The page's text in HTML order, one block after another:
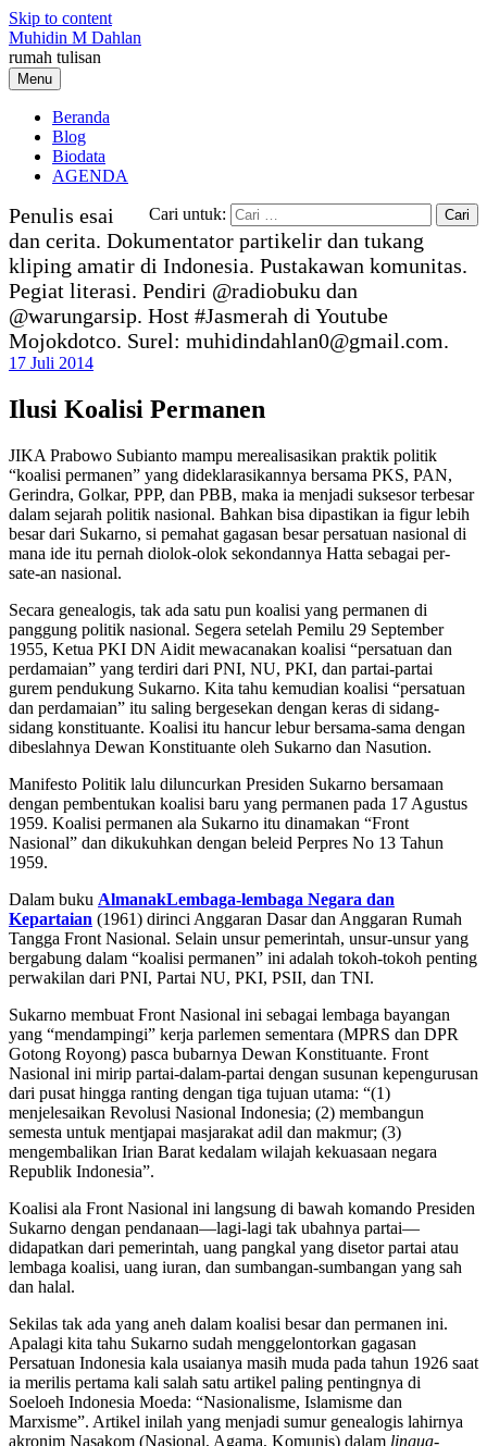
Skip to content
Muhidin M Dahlan
rumah tulisan
Menu
Beranda
Blog
Biodata
AGENDA
Cari untuk:
Penulis esai
dan cerita. Dokumentator partikelir dan tukang
kliping amatir di Indonesia. Pustakawan komunitas.
Pegiat literasi. Pendiri @radiobuku dan
@warungarsip. Host #Jasmerah di Youtube
Mojokdotco. Surel: muhidindahlan0@gmail.com.
17 Juli 2014
Ilusi Koalisi Permanen
JIKA Prabowo Subianto mampu merealisasikan praktik politik
“koalisi permanen” yang dideklarasikannya bersama PKS, PAN,
Gerindra, Golkar, PPP, dan PBB, maka ia menjadi suksesor terbesar
dalam sejarah politik nasional. Bahkan bisa dipastikan ia figur lebih
besar dari Sukarno, si pemahat gagasan besar persatuan nasional di
mana ide itu pernah diolok-olok sekondannya Hatta sebagai per-
sate-an nasional.
Secara genealogis, tak ada satu pun koalisi yang permanen di
panggung politik nasional. Segera setelah Pemilu 29 September
1955, Ketua PKI DN Aidit mewacanakan koalisi “persatuan dan
perdamaian” yang terdiri dari PNI, NU, PKI, dan partai-partai
gurem pendukung Sukarno. Kita tahu kemudian koalisi “persatuan
dan perdamaian” itu saling bergesekan dengan keras di sidang-
sidang konstituante. Koalisi itu hancur lebur bersama-sama dengan
dibeslahnya Dewan Konstituante oleh Sukarno dan Nasution.
Manifesto Politik lalu diluncurkan Presiden Sukarno bersamaan
dengan pembentukan koalisi baru yang permanen pada 17 Agustus
1959. Koalisi permanen ala Sukarno itu dinamakan “Front
Nasional” dan dikukuhkan dengan beleid Perpres No 13 Tahun
1959.
Dalam buku AlmanakLembaga-lembaga Negara dan
Kepartaian (1961) dirinci Anggaran Dasar dan Anggaran Rumah
Tangga Front Nasional. Selain unsur pemerintah, unsur-unsur yang
bergabung dalam “koalisi permanen” ini adalah tokoh-tokoh penting
perwakilan dari PNI, Partai NU, PKI, PSII, dan TNI.
Sukarno membuat Front Nasional ini sebagai lembaga bayangan
yang “mendampingi” kerja parlemen sementara (MPRS dan DPR
Gotong Royong) pasca bubarnya Dewan Konstituante. Front
Nasional ini mirip partai-dalam-partai dengan susunan kepengurusan
dari pusat hingga ranting dengan tiga tujuan utama: “(1)
menjelesaikan Revolusi Nasional Indonesia; (2) membangun
semesta untuk mentjapai masjarakat adil dan makmur; (3)
mengembalikan Irian Barat kedalam wilajah kekuasaan negara
Republik Indonesia”.
Koalisi ala Front Nasional ini langsung di bawah komando Presiden
Sukarno dengan pendanaan—lagi-lagi tak ubahnya partai—
didapatkan dari pemerintah, uang pangkal yang disetor partai atau
lembaga koalisi, uang iuran, dan sumbangan-sumbangan yang sah
dan halal.
Sekilas tak ada yang aneh dalam koalisi besar dan permanen ini.
Apalagi kita tahu Sukarno sudah menggelontorkan gagasan
Persatuan Indonesia kala usaianya masih muda pada tahun 1926 saat
ia merilis pertama kali salah satu artikel paling pentingnya di
Soeloeh Indonesia Moeda: “Nasionalisme, Islamisme dan
Marxisme”. Artikel inilah yang menjadi sumur genealogis lahirnya
akronim Nasakom (Nasional, Agama, Komunis) dalam lingua-